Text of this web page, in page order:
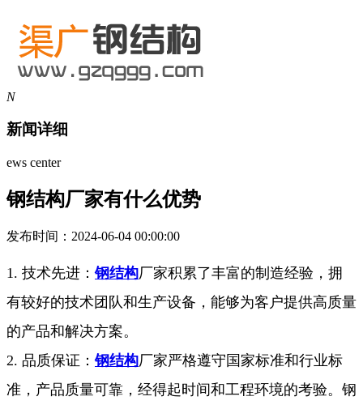
N
新闻详细
ews center
钢结构厂家有什么优势
发布时间：2024-06-04 00:00:00
1. 技术先进：钢结构厂家积累了丰富的制造经验，拥
有较好的技术团队和生产设备，能够为客户提供高质量
的产品和解决方案。
2. 品质保证：钢结构厂家严格遵守国家标准和行业标
准，产品质量可靠，经得起时间和工程环境的考验。钢